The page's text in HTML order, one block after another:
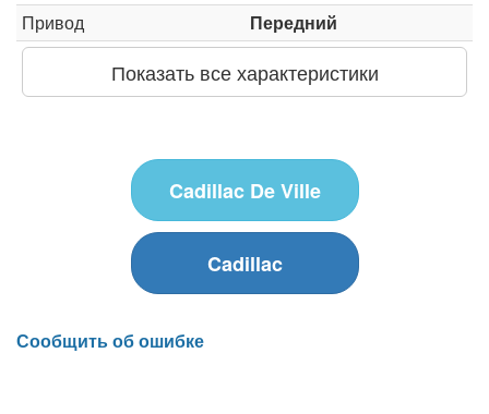
Привод
Передний
Показать все характеристики
Cadillac De Ville
Cadillac
Сообщить об ошибке